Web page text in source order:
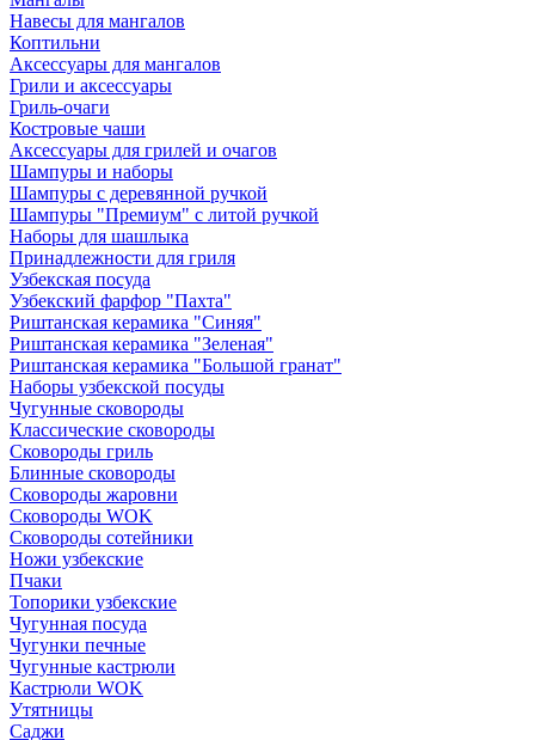
Навесы для мангалов
Коптильни
Аксессуары для мангалов
Грили и аксессуары
Гриль-очаги
Костровые чаши
Аксессуары для грилей и очагов
Шампуры и наборы
Шампуры с деревянной ручкой
Шампуры "Премиум" с литой ручкой
Наборы для шашлыка
Принадлежности для гриля
Узбекская посуда
Узбекский фарфор "Пахта"
Риштанская керамика "Синяя"
Риштанская керамика "Зеленая"
Риштанская керамика "Большой гранат"
Наборы узбекской посуды
Чугунные сковороды
Классические сковороды
Сковороды гриль
Блинные сковороды
Сковороды жаровни
Сковороды WOK
Сковороды сотейники
Ножи узбекские
Пчаки
Топорики узбекские
Чугунная посуда
Чугунки печные
Чугунные кастрюли
Кастрюли WOK
Утятницы
Саджи